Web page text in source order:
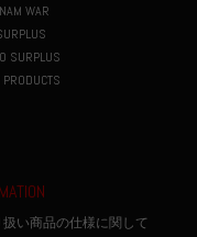
WAR
SURPLUS
PRODUCTS
扱い商品の仕様に関して